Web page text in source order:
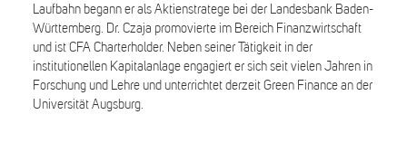
Laufbahn begann er als Aktienstratege bei der Landesbank Baden-
Württemberg. Dr. Czaja promovierte im Bereich Finanzwirtschaft
und ist CFA Charterholder. Neben seiner Tätigkeit in der
institutionellen Kapitalanlage engagiert er sich seit vielen Jahren in
Forschung und Lehre und unterrichtet derzeit Green Finance an der
Universität Augsburg.